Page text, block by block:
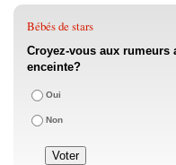
Bébés de stars
Croyez-vous aux rumeurs
enceinte?
Oui
Non